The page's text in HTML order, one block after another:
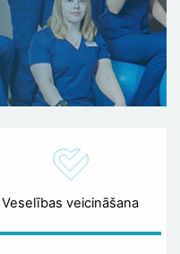
Veselības veicināšana